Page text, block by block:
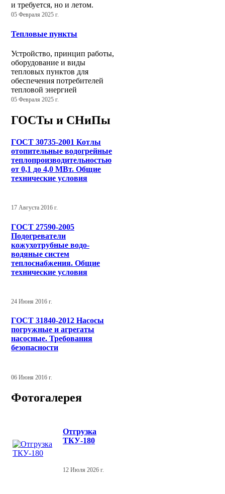
и требуется, но и летом.
05 Февраля 2025 г.
Тепловые пункты
Устройство, принцип работы,
оборудование и виды
тепловых пунктов для
обеспечения потребителей
тепловой энергией
05 Февраля 2025 г.
ГОСТы и СНиПы
ГОСТ 30735-2001 Котлы
отопительные водогрейные
теплопроизводительностью
от 0,1 до 4,0 МВт. Общие
технические условия
17 Августа 2016 г.
ГОСТ 27590-2005
Подогреватели
кожухотрубные водо-
водяные систем
теплоснабжения. Общие
технические условия
24 Июня 2016 г.
ГОСТ 31840-2012 Насосы
погружные и агрегаты
насосные. Требования
безопасности
06 Июня 2016 г.
Фотогалерея
Отгрузка
ТКУ-180
12 Июля 2026 г.